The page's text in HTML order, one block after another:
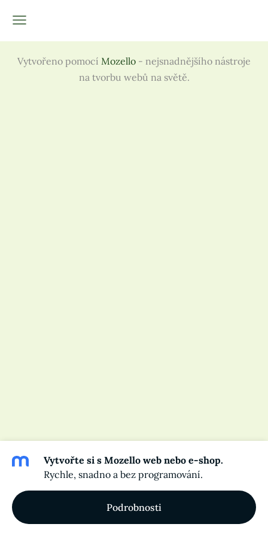
Vytvořeno pomocí Mozello - nejsnadnějšího nástroje
na tvorbu webů na světě.
Vytvořte si s Mozello web nebo e-shop.
Rychle, snadno a bez programování.
Podrobnosti